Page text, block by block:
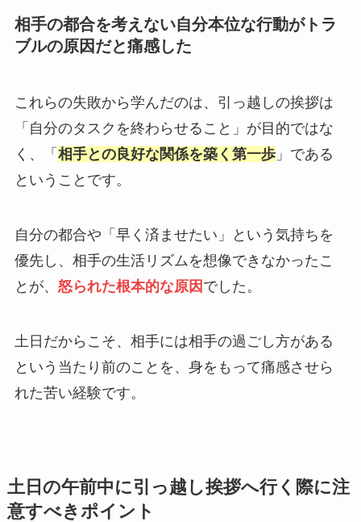
相手の都合を考えない自分本位な行動がトラ
ブルの原因だと痛感した
これらの失敗から学んだのは、引っ越しの挨拶は
「自分のタスクを終わらせること」が目的ではな
く、「 相手との良好な関係を築く第一歩」である
ということです。
自分の都合や「早く済ませたい」という気持ちを
優先し、相手の生活リズムを想像できなかったこ
とが、 怒られた根本的な原因 でした。
土日だからこそ、相手には相手の過ごし方がある
という当たり前のことを、身をもって痛感させら
れた苦い経験です。
土日の午前中に引っ越し挨拶へ行く際に注
意すべきポイント